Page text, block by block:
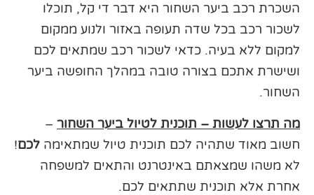
השכרת רכב ביער השחור היא דבר די קל, תוכלו
לשכור רכב בכל שדה תעופה באזור ולנוע ממקום
למקום ללא בעיה. כדאי לשכור רכב שמתאים לכם
ושישרת אתכם בצורה טובה במהלך החופשה ביער
השחור.
מה תרצו לעשות – תוכנית לטיול ביער השחור –
חשוב מאוד שתהיה לכם תוכנית טיול שמתאימה לכם!
לא משהו שמצאתם באינטרנט והתאים למשפחה
אחרת אלא תוכנית שתתאים לכם.